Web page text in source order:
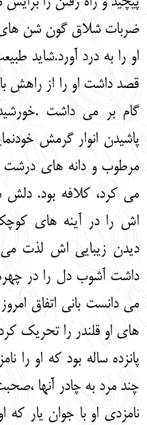
ضربات شلاق گون شن
او را به درد آورد.شاید
قصد داشت او را از راهش
گام بر می داشت
پاشیدن انوار گرمش
مرطوب و دانه های درشت
می کرد، کلافه بود.
اش را در آینه های
دیدن زیبایی اش لذت می
داشت آشوب دل را در
می دانست بانی اتفاق
های او قلندر را تحریک
پانزده ساله بود که او را
چند مرد به چادر آنها
نامزدی او با جوان یار